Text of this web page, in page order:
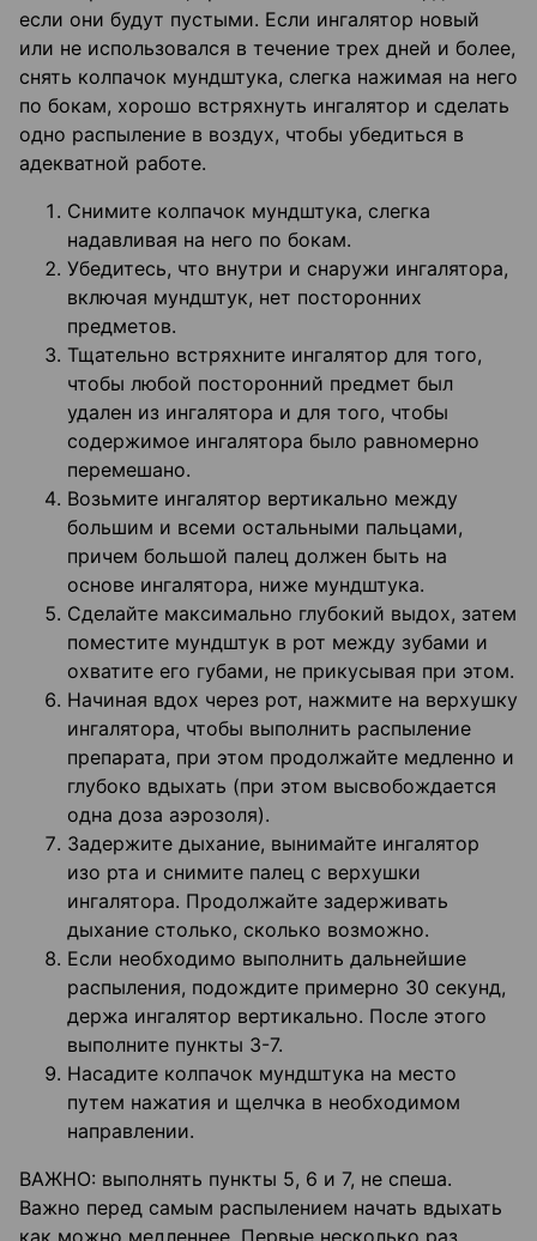
если они будут пустыми. Если ингалятор новый
или не использовался в течение трех дней и более,
снять колпачок мундштука, слегка нажимая на него
по бокам, хорошо встряхнуть ингалятор и сделать
одно распыление в воздух, чтобы убедиться в
адекватной работе.
Снимите колпачок мундштука, слегка
надавливая на него по бокам.
Убедитесь, что внутри и снаружи ингалятора,
включая мундштук, нет посторонних
предметов.
Тщательно встряхните ингалятор для того,
чтобы любой посторонний предмет был
удален из ингалятора и для того, чтобы
содержимое ингалятора было равномерно
перемешано.
Возьмите ингалятор вертикально между
большим и всеми остальными пальцами,
причем большой палец должен быть на
основе ингалятора, ниже мундштука.
Сделайте максимально глубокий выдох, затем
поместите мундштук в рот между зубами и
охватите его губами, не прикусывая при этом.
Начиная вдох через рот, нажмите на верхушку
ингалятора, чтобы выполнить распыление
препарата, при этом продолжайте медленно и
глубоко вдыхать (при этом высвобождается
одна доза аэрозоля).
Задержите дыхание, вынимайте ингалятор
изо рта и снимите палец с верхушки
ингалятора. Продолжайте задерживать
дыхание столько, сколько возможно.
Если необходимо выполнить дальнейшие
распыления, подождите примерно 30 секунд,
держа ингалятор вертикально. После этого
выполните пункты 3-7.
Насадите колпачок мундштука на место
путем нажатия и щелчка в необходимом
направлении.
ВАЖНО: выполнять пункты 5, 6 и 7, не спеша.
Важно перед самым распылением начать вдыхать